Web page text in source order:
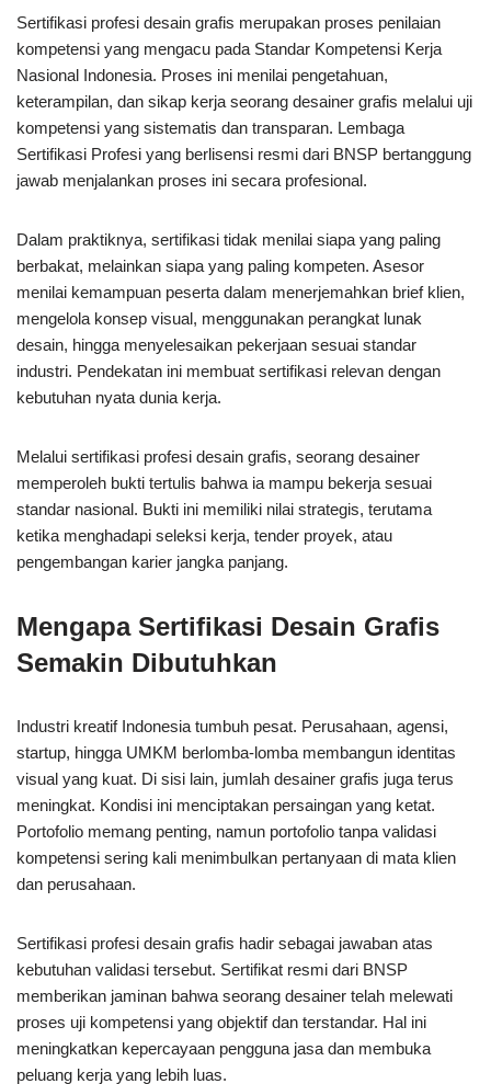
Sertifikasi profesi desain grafis merupakan proses penilaian
kompetensi yang mengacu pada Standar Kompetensi Kerja
Nasional Indonesia. Proses ini menilai pengetahuan,
keterampilan, dan sikap kerja seorang desainer grafis melalui uji
kompetensi yang sistematis dan transparan. Lembaga
Sertifikasi Profesi yang berlisensi resmi dari BNSP bertanggung
jawab menjalankan proses ini secara profesional.
Dalam praktiknya, sertifikasi tidak menilai siapa yang paling
berbakat, melainkan siapa yang paling kompeten. Asesor
menilai kemampuan peserta dalam menerjemahkan brief klien,
mengelola konsep visual, menggunakan perangkat lunak
desain, hingga menyelesaikan pekerjaan sesuai standar
industri. Pendekatan ini membuat sertifikasi relevan dengan
kebutuhan nyata dunia kerja.
Melalui sertifikasi profesi desain grafis, seorang desainer
memperoleh bukti tertulis bahwa ia mampu bekerja sesuai
standar nasional. Bukti ini memiliki nilai strategis, terutama
ketika menghadapi seleksi kerja, tender proyek, atau
pengembangan karier jangka panjang.
Mengapa Sertifikasi Desain Grafis
Semakin Dibutuhkan
Industri kreatif Indonesia tumbuh pesat. Perusahaan, agensi,
startup, hingga UMKM berlomba-lomba membangun identitas
visual yang kuat. Di sisi lain, jumlah desainer grafis juga terus
meningkat. Kondisi ini menciptakan persaingan yang ketat.
Portofolio memang penting, namun portofolio tanpa validasi
kompetensi sering kali menimbulkan pertanyaan di mata klien
dan perusahaan.
Sertifikasi profesi desain grafis hadir sebagai jawaban atas
kebutuhan validasi tersebut. Sertifikat resmi dari BNSP
memberikan jaminan bahwa seorang desainer telah melewati
proses uji kompetensi yang objektif dan terstandar. Hal ini
meningkatkan kepercayaan pengguna jasa dan membuka
peluang kerja yang lebih luas.